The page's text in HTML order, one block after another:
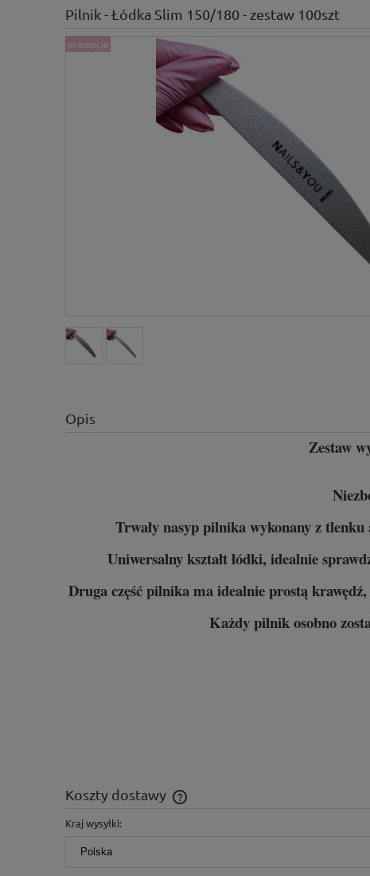
Pilnik - Łódka Slim 150/180 - zestaw 100szt
promocja
Opis
Zestaw
Trwały nasyp pilnika wykonany z
Uniwersalny kształt łódki, idealnie
Druga część pilnika ma idealnie prostą
Każdy pilnik osobno
Koszty dostawy
Kraj wysyłki: